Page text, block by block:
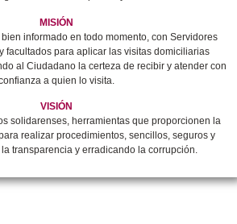
MISIÓN
informado en todo momento, con Servidores
facultados para aplicar las visitas domiciliarias
al Ciudadano la certeza de recibir y atender con
a quien lo visita.
VISIÓN
solidarenses, herramientas que proporcionen la
realizar procedimientos, sencillos, seguros y
transparencia y erradicando la corrupción.